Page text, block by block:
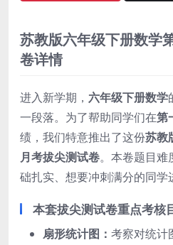
苏教版六年级下册数学
卷详情
进入新学期， 六年级下册数学
一段落。为了帮助同学们在第
绩，我们特意推出了这份苏教
月考拔尖测试卷。本卷题目难
础扎实、想要冲刺满分的同学
本套拔尖测试卷重点考核
扇形统计图： 考察对统计